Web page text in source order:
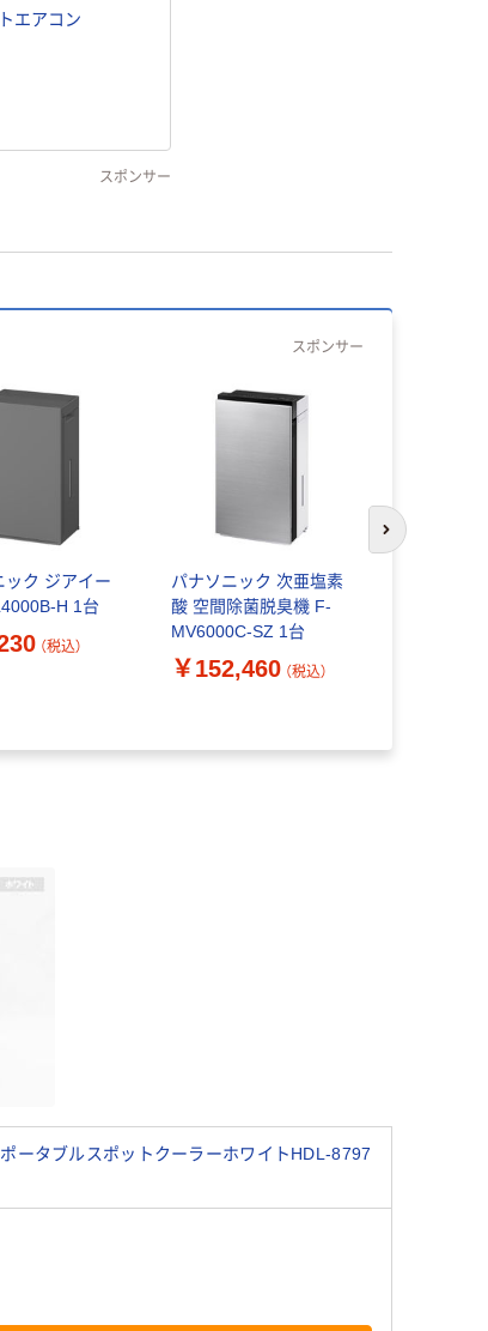
エアコン
スポンサー
スポンサー
ック ジアイー
H 1台
（税込）
パナソニック 次亜塩素
酸 空間除菌脱臭機 F-
MV6000C-SZ 1台
￥152,460 （税込）
次のスライド
ポータブルスポットクーラーホワイトHDL-8797